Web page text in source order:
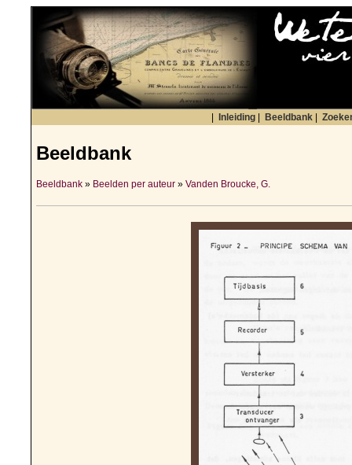
Inleiding Beeldbank
Beeldbank
Beeldbank » Beelden per auteur » Vanden Broucke, G.